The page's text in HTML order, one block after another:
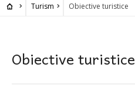
Turism Obiective turistice
Obiective turistice